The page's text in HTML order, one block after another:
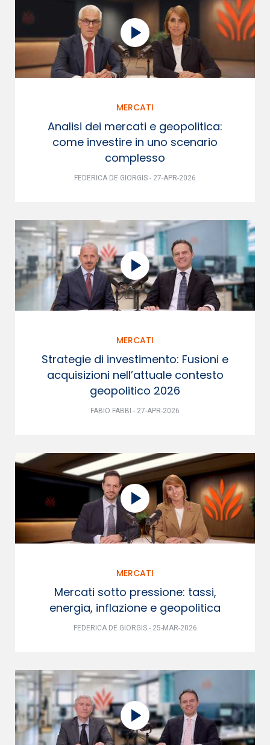
MERCATI
Analisi dei mercati e geopolitica:
come investire in uno scenario
complesso
FEDERICA DE GIORGIS - 27-APR-2026
MERCATI
Strategie di investimento: Fusioni e
acquisizioni nell’attuale contesto
geopolitico 2026
FABIO FABBI - 27-APR-2026
MERCATI
Mercati sotto pressione: tassi,
energia, inflazione e geopolitica
FEDERICA DE GIORGIS - 25-MAR-2026